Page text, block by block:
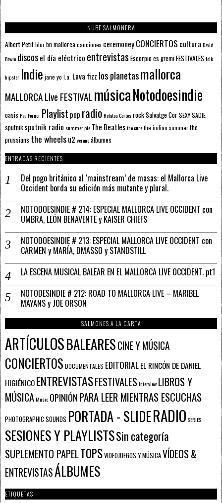
NUBE SALMONERA
Albert Petitblurbn mallorcacanciones ceremoneyCONCIERTOS cultura David
Bowie discosel día eléctrico entrevistas Escorpioes gremiFESTIVALES folk
hipster Indie jane yo l.a. Lava fizz los planetasmallorca
MALLORCA LIve FESTIVAL músicaNotodoesindie
oasis Pau Forner Playlist pop radioRelatos CortosrockSalvatge CorSEXY SADIE
sputnik sputnik radio summer pie The Beatlesthe curethe indian summerthe
prussians the wheelsu2 veranoálbumes
ENTRADAS RECIENTES
Del pogo británico al ‘mainstream’ de masas: el Mallorca Live
Occident borda su edición más mutante y plural.
NOTODOESINDIE # 214: ESPECIAL MALLORCA LIVE OCCIDENT con
UMBRA, LEÓN BENAVENTE y KAISER CHIEFS
NOTODOESINDIE # 213: ESPECIAL MALLORCA LIVE OCCIDENT con
CARMEN y MARÍA, DMASSO y STANDSTILL
LA ESCENA MUSICAL BALEAR EN EL MALLORCA LIVE OCCIDENT. pt1
NOTODESINDIE # 212: ROAD TO MALLORCA LIVE – MARIBEL
MAYANS y JOE ORSON
SALMONES A LA CARTA
ARTÍCULOSBALEARESCINE Y MÚSICA
CONCIERTOS DOCUMENTALES EDITORIALEL RINCÓN DE DANIEL
HIGIÉNICOENTREVISTASFESTIVALESInterview LIBROS Y
MÚSICAMusic OPINIÓNPARA LEER MIENTRAS ESCUCHAS
PHOTOGRAPHIC SOUNDS PORTADA - SLIDERADIO SERIES
SESIONES Y PLAYLISTSSin categoría
SUPLEMENTO PAPELTOPSVIDEOJUEGOS Y MÚSICAVÍDEOS &
ENTREVISTASÁLBUMES
ETIQUETAS